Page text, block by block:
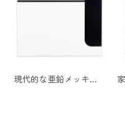
現代的な亜鉛メッキ鋼製壁掛けメールボックス、粉体塗装仕上げとキーロック付き